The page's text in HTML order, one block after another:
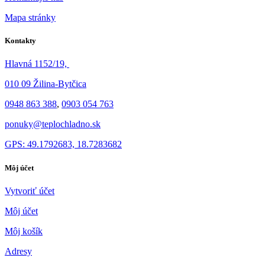
Mapa stránky
Kontakty
Hlavná 1152/19,
010 09 Žilina-Bytčica
0948 863 388, 0903 054 763
ponuky@teplochladno.sk
GPS: 49.1792683, 18.7283682
Môj účet
Vytvoriť účet
Môj účet
Môj košík
Adresy